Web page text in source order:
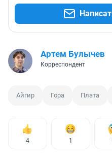
Артем Булычев
Корреспондент
Айгир Гора Плата
4 1